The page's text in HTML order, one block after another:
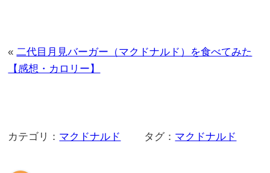
« 二代目月見バーガー（マクドナルド）を食べてみた
【感想・カロリー】
カテゴリ： マクドナルド タグ： マクドナルド